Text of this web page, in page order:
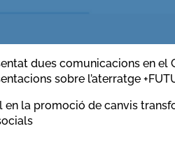
dues comunicacions en el
sobre l’aterratge
la promoció de canvis